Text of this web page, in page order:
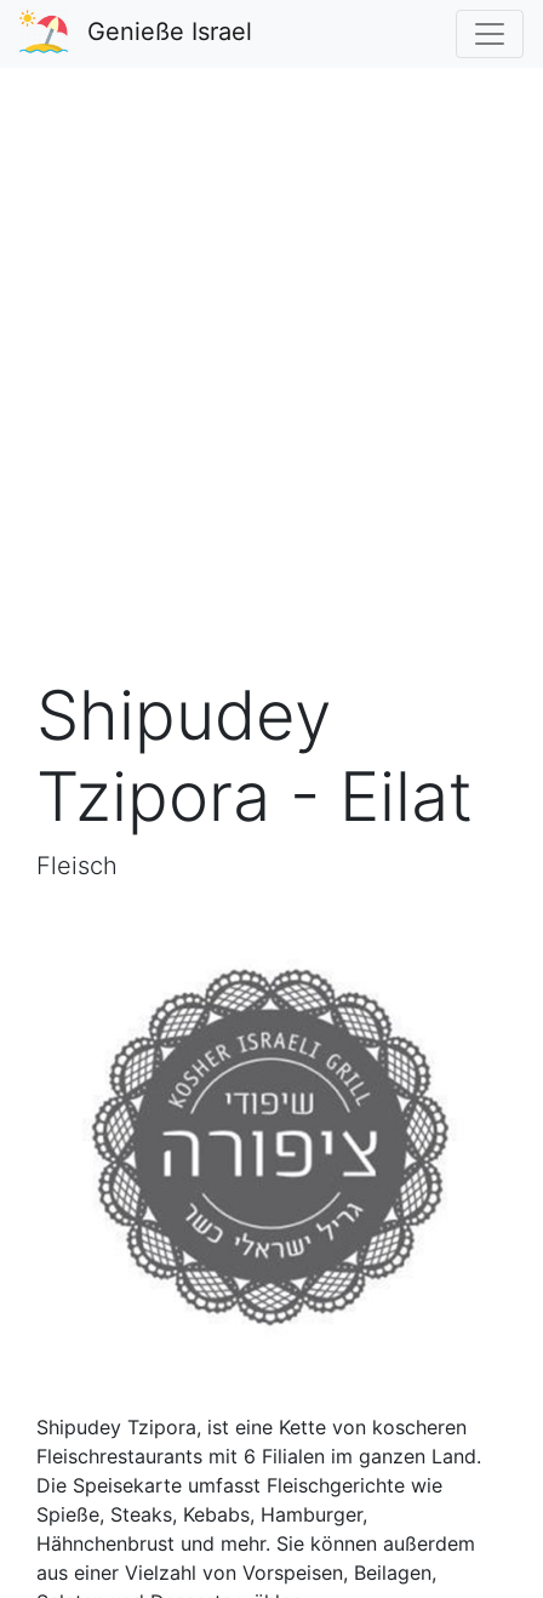
Genieße Israel
Shipudey
Tzipora - Eilat
Fleisch
Shipudey Tzipora, ist eine Kette von koscheren
Fleischrestaurants mit 6 Filialen im ganzen Land.
Die Speisekarte umfasst Fleischgerichte wie
Spieße, Steaks, Kebabs, Hamburger,
Hähnchenbrust und mehr. Sie können außerdem
aus einer Vielzahl von Vorspeisen, Beilagen,